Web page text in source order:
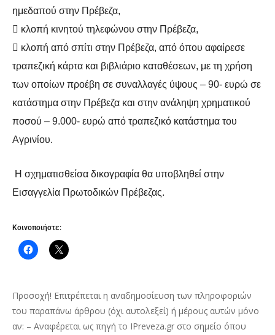
ημεδαπού στην Πρέβεζα,
 κλοπή κινητού τηλεφώνου στην Πρέβεζα,
 κλοπή από σπίτι στην Πρέβεζα, από όπου αφαίρεσε
τραπεζική κάρτα και βιβλιάριο καταθέσεων, με τη χρήση
των οποίων προέβη σε συναλλαγές ύψους – 90- ευρώ σε
κατάστημα στην Πρέβεζα και στην ανάληψη χρηματικού
ποσού – 9.000- ευρώ από τραπεζικό κατάστημα του
Αγρινίου.
Η σχηματισθείσα δικογραφία θα υποβληθεί στην
Εισαγγελία Πρωτοδικών Πρέβεζας.
Κοινοποιήστε:
Προσοχή! Επιτρέπεται η αναδημοσίευση των πληροφοριών
του παραπάνω άρθρου (όχι αυτολεξεί) ή μέρους αυτών μόνο
αν: – Αναφέρεται ως πηγή το IPreveza.gr στο σημείο όπου